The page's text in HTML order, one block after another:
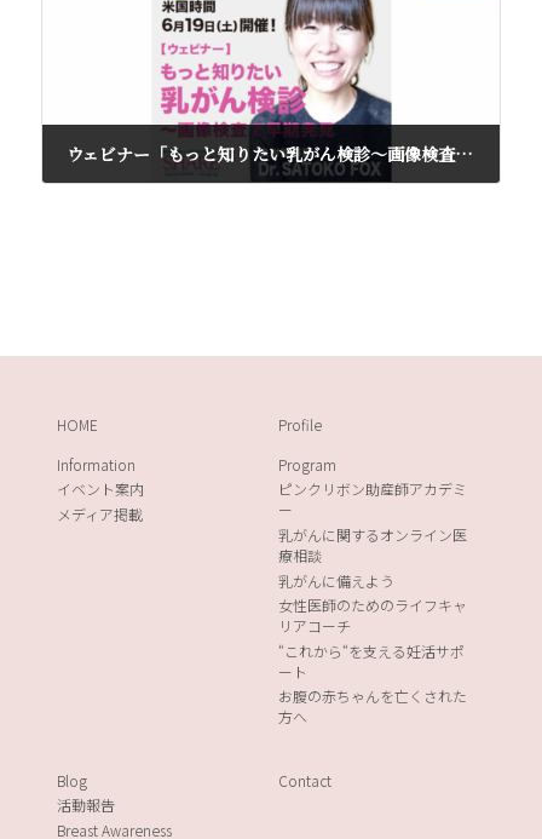
ウェビナー「もっと知りたい乳がん検診〜画像検査で早期発見〜」を終えて
HOME
Profile
Information
イベント案内
メディア掲載
Program
ピンクリボン助産師アカデミ
ー
乳がんに関するオンライン医
療相談
乳がんに備えよう
女性医師のためのライフキャ
リアコーチ
“これから“を支える妊活サポ
ート
お腹の赤ちゃんを亡くされた
方へ
Blog
活動報告
Breast Awareness
Contact